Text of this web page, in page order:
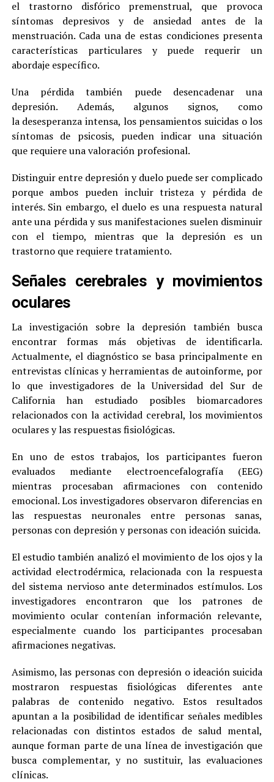
el trastorno disfórico premenstrual, que provoca
síntomas depresivos y de ansiedad antes de la
menstruación. Cada una de estas condiciones presenta
características particulares y puede requerir un
abordaje específico.
Una pérdida también puede desencadenar una
depresión. Además, algunos signos, como
la desesperanza intensa, los pensamientos suicidas o los
síntomas de psicosis, pueden indicar una situación
que requiere una valoración profesional.
Distinguir entre depresión y duelo puede ser complicado
porque ambos pueden incluir tristeza y pérdida de
interés. Sin embargo, el duelo es una respuesta natural
ante una pérdida y sus manifestaciones suelen disminuir
con el tiempo, mientras que la depresión es un
trastorno que requiere tratamiento.
Señales cerebrales y movimientos
oculares
La investigación sobre la depresión también busca
encontrar formas más objetivas de identificarla.
Actualmente, el diagnóstico se basa principalmente en
entrevistas clínicas y herramientas de autoinforme, por
lo que investigadores de la Universidad del Sur de
California han estudiado posibles biomarcadores
relacionados con la actividad cerebral, los movimientos
oculares y las respuestas fisiológicas.
En uno de estos trabajos, los participantes fueron
evaluados mediante electroencefalografía (EEG)
mientras procesaban afirmaciones con contenido
emocional. Los investigadores observaron diferencias en
las respuestas neuronales entre personas sanas,
personas con depresión y personas con ideación suicida.
El estudio también analizó el movimiento de los ojos y la
actividad electrodérmica, relacionada con la respuesta
del sistema nervioso ante determinados estímulos. Los
investigadores encontraron que los patrones de
movimiento ocular contenían información relevante,
especialmente cuando los participantes procesaban
afirmaciones negativas.
Asimismo, las personas con depresión o ideación suicida
mostraron respuestas fisiológicas diferentes ante
palabras de contenido negativo. Estos resultados
apuntan a la posibilidad de identificar señales medibles
relacionadas con distintos estados de salud mental,
aunque forman parte de una línea de investigación que
busca complementar, y no sustituir, las evaluaciones
clínicas.